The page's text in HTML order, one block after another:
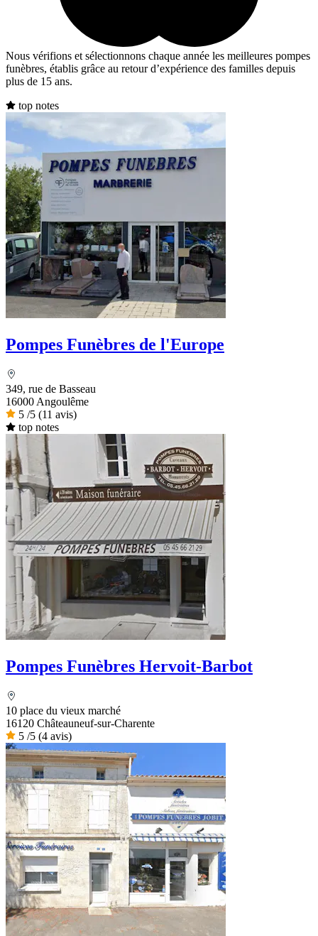
Nous vérifions et sélectionnons chaque année les meilleures pompes
funèbres, établis grâce au retour d’expérience des familles depuis
plus de 15 ans.
top notes
Pompes Funèbres de l'Europe
349, rue de Basseau
16000 Angoulême
5 /5 (11 avis)
top notes
Pompes Funèbres Hervoit-Barbot
10 place du vieux marché
16120 Châteauneuf-sur-Charente
5 /5 (4 avis)